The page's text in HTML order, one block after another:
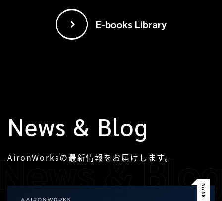
E-books Library
News & Blog
AironWorksの最新情報をお届けします。
No.
58